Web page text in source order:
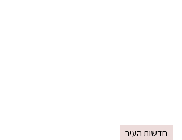
חדשות העיר